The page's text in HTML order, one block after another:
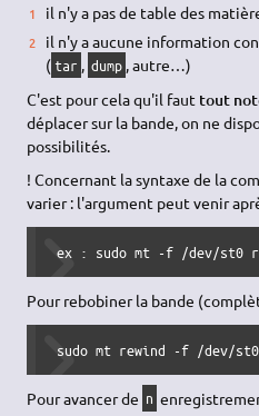
il n'y a pas de table des
il n'y a aucune information
(tar , dump , autre…)
C'est pour cela qu'il faut tout
déplacer sur la bande, on ne
possibilités.
! Concernant la syntaxe de la
varier : l'argument peut venir
ex : sudo mt -f /dev/st0
Pour rebobiner la bande
sudo mt rewind -f /dev/st0
Pour avancer de n